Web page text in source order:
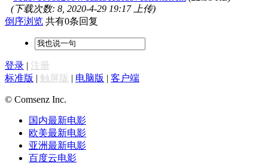
(下载次数: 8, 2020-4-29 19:17 上传)
倒序浏览 共有0条回复
登录 | 注册
标准版 | 触屏版 | 电脑版 | 客户端
© Comsenz Inc.
国内最新电影
欧美最新电影
亚洲最新电影
百度云电影